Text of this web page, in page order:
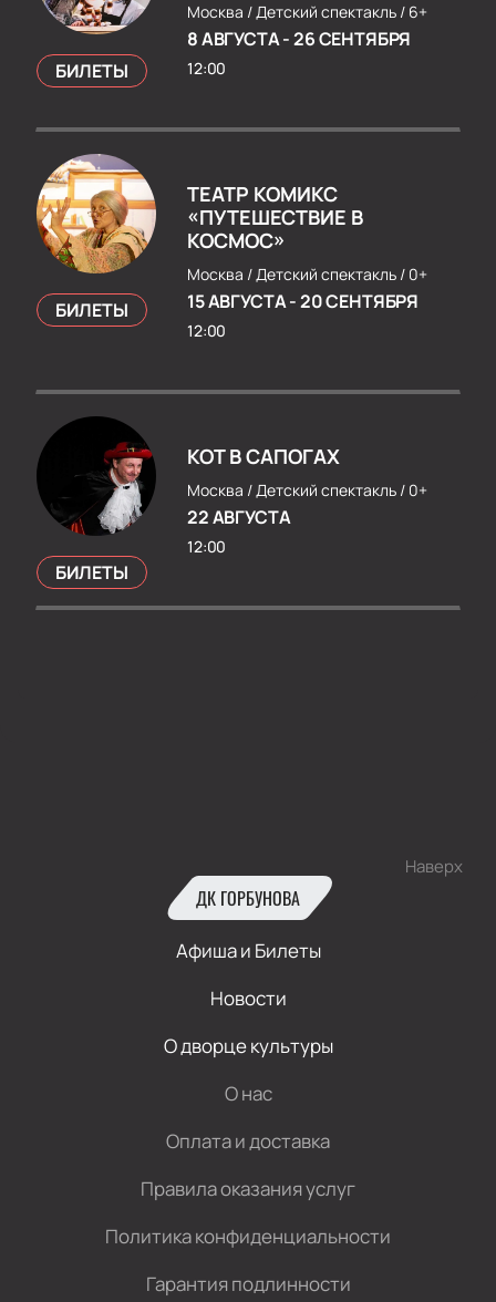
Москва /Детский спектакль / 6+
8 АВГУСТА-26 СЕНТЯБРЯ
12:00
БИЛЕТЫ
ТЕАТР КОМИКС
«ПУТЕШЕСТВИЕ В
КОСМОС»
Москва /Детский спектакль / 0+
15 АВГУСТА-20 СЕНТЯБРЯ
12:00
БИЛЕТЫ
КОТ В САПОГАХ
Москва /Детский спектакль / 0+
22 АВГУСТА
12:00
БИЛЕТЫ
Наверх
ДК ГОРБУНОВА
Афиша и Билеты
Новости
О дворце культуры
О нас
Оплата и доставка
Правила оказания услуг
Политика конфиденциальности
Гарантия подлинности